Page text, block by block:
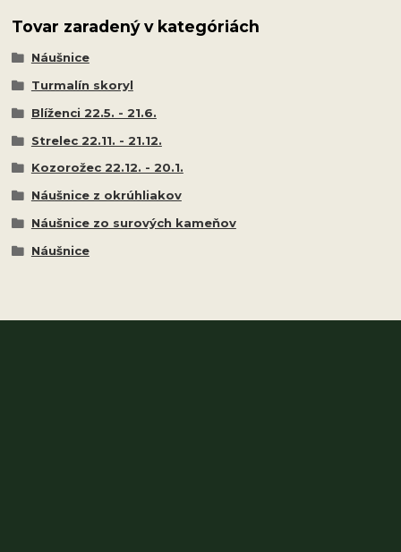
Tovar zaradený v kategóriách
Náušnice
Turmalín skoryl
Blíženci 22.5. - 21.6.
Strelec 22.11. - 21.12.
Kozorožec 22.12. - 20.1.
Náušnice z okrúhliakov
Náušnice zo surových kameňov
Náušnice